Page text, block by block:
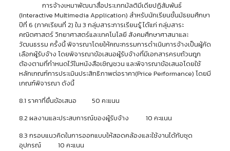
การจ้างเหมาพัฒนาสื่อประเภทมัลติมีเดียปฏิสัมพันธ์
(Interactive Multimedia Application) สำหรับนักเรียนชั้นมัธยมศึกษา
ปีที่ 6 (ภาคเรียนที่ 2) ใน 3 กลุ่มสาระการเรียนรู้ ได้แก่ กลุ่มสาระ
คณิตศาสตร์ วิทยาศาสตร์และเทคโนโลยี สังคมศึกษาศาสนาและ
วัฒนธรรม ครั้งนี้ พิจารณาโดยให้คณะกรรมการดำเนินการจ้างเป็นผู้คัด
เลือกผู้รับจ้าง โดยพิจารณาข้อเสนอผู้รับจ้างที่มีเอกสารครบถ้วนถูก
ต้องตามที่กำหนดไว้ในหนังสือเชิญชวน และพิจารณาข้อเสนอโดยใช้
หลักเกณฑ์การประเมินประสิทธิภาพต่อราคา(Price Performance) โดยมี
เกณฑ์พิจารณา ดังนี้
8.1 ราคาที่ยื่นข้อเสนอ 50 คะแนน
8.2 ผลงานและประสบการณ์ของผู้รับจ้าง 10 คะแนน
8.3 กรอบแนวคิดในการออกแบบให้สอดคล้องและใช้งานได้กับชุด
อุปกรณ์ 10 คะแนน